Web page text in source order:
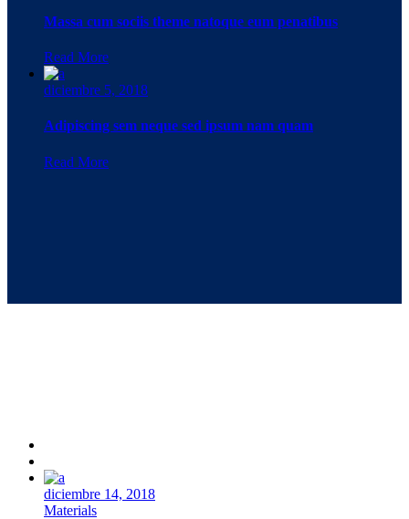
Massa cum sociis theme natoque eum penatibus
Read More
diciembre 5, 2018
Adipiscing sem neque sed ipsum nam quam
Read More
diciembre 14, 2018
Materials